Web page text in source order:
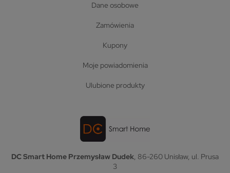
dane osobowe
zamówienia
kupony
moje powiadomienia
ulubione produkty
DC Smart Home Przemysław Dudek, 86-260 Unisław, ul. Prusa
3